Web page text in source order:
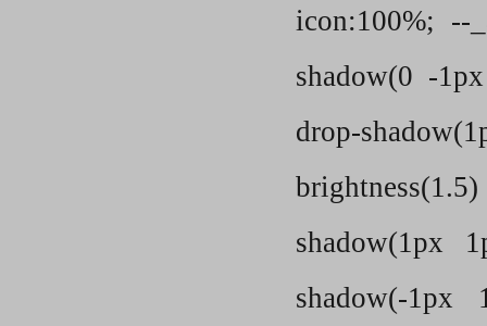
icon:100%; --
shadow(0 -
drop-
shadow(1px
shadow(-